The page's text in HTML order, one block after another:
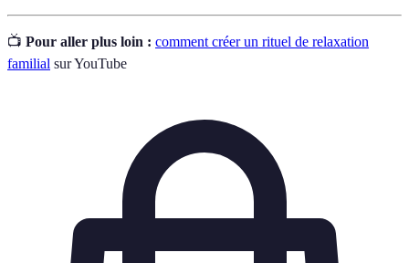
📺 Pour aller plus loin : comment créer un rituel de relaxation
familial sur YouTube